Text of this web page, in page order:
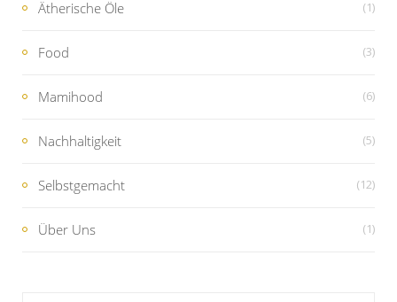
Ätherische Öle (1)
Food (3)
Mamihood (6)
Nachhaltigkeit (5)
Selbstgemacht (12)
Über Uns (1)